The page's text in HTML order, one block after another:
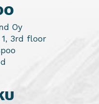
Oy
3rd floor